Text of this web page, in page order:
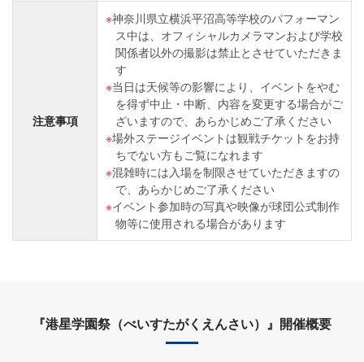
注意事項
神奈川県立横浜平沼高等学校のパフォーマン
ス中は、オフィシャルカメラマンおよび学校
関係者以外の撮影は禁止とさせていただきま
す
当日は天候等の影響により、イベントをやむ
を得ず中止・中断、内容を変更する場合がご
ざいますので、あらかじめご了承ください
場外ステージイベントは観戦チケットをお持
ちでない方もご覧になれます
混雑時には入場を制限させていただきますの
で、あらかじめご了承ください
イベント参加時の写真や映像が球団公式制作
物等に使用される場合があります
『港星学園祭（べいすたがくえんさい）』開催概要